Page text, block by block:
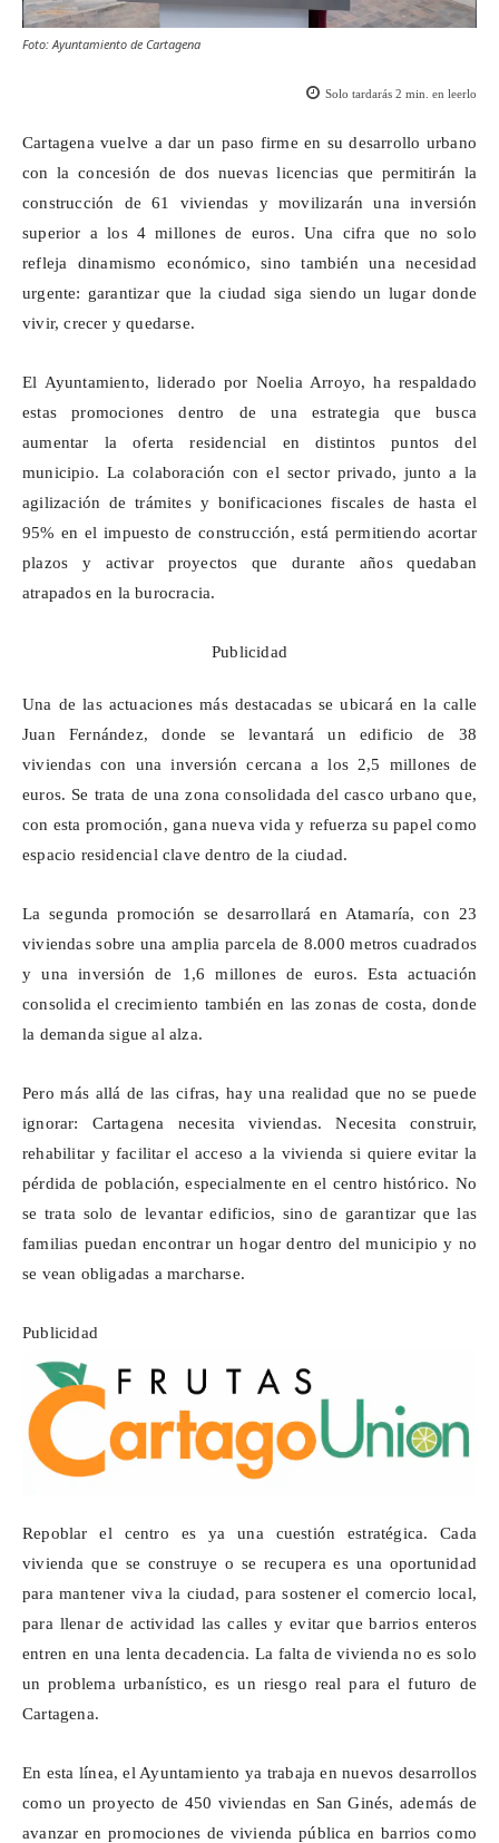
Foto: Ayuntamiento de Cartagena
Solo tardarás 2 min. en leerlo
Cartagena vuelve a dar un paso firme en su desarrollo urbano
con la concesión de dos nuevas licencias que permitirán la
construcción de 61 viviendas y movilizarán una inversión
superior a los 4 millones de euros. Una cifra que no solo
refleja dinamismo económico, sino también una necesidad
urgente: garantizar que la ciudad siga siendo un lugar donde
vivir, crecer y quedarse.
El Ayuntamiento, liderado por Noelia Arroyo, ha respaldado
estas promociones dentro de una estrategia que busca
aumentar la oferta residencial en distintos puntos del
municipio. La colaboración con el sector privado, junto a la
agilización de trámites y bonificaciones fiscales de hasta el
95% en el impuesto de construcción, está permitiendo acortar
plazos y activar proyectos que durante años quedaban
atrapados en la burocracia.
Publicidad
Una de las actuaciones más destacadas se ubicará en la calle
Juan Fernández, donde se levantará un edificio de 38
viviendas con una inversión cercana a los 2,5 millones de
euros. Se trata de una zona consolidada del casco urbano que,
con esta promoción, gana nueva vida y refuerza su papel como
espacio residencial clave dentro de la ciudad.
La segunda promoción se desarrollará en Atamaría, con 23
viviendas sobre una amplia parcela de 8.000 metros cuadrados
y una inversión de 1,6 millones de euros. Esta actuación
consolida el crecimiento también en las zonas de costa, donde
la demanda sigue al alza.
Pero más allá de las cifras, hay una realidad que no se puede
ignorar: Cartagena necesita viviendas. Necesita construir,
rehabilitar y facilitar el acceso a la vivienda si quiere evitar la
pérdida de población, especialmente en el centro histórico. No
se trata solo de levantar edificios, sino de garantizar que las
familias puedan encontrar un hogar dentro del municipio y no
se vean obligadas a marcharse.
Publicidad
Repoblar el centro es ya una cuestión estratégica. Cada
vivienda que se construye o se recupera es una oportunidad
para mantener viva la ciudad, para sostener el comercio local,
para llenar de actividad las calles y evitar que barrios enteros
entren en una lenta decadencia. La falta de vivienda no es solo
un problema urbanístico, es un riesgo real para el futuro de
Cartagena.
En esta línea, el Ayuntamiento ya trabaja en nuevos desarrollos
como un proyecto de 450 viviendas en San Ginés, además de
avanzar en promociones de vivienda pública en barrios como